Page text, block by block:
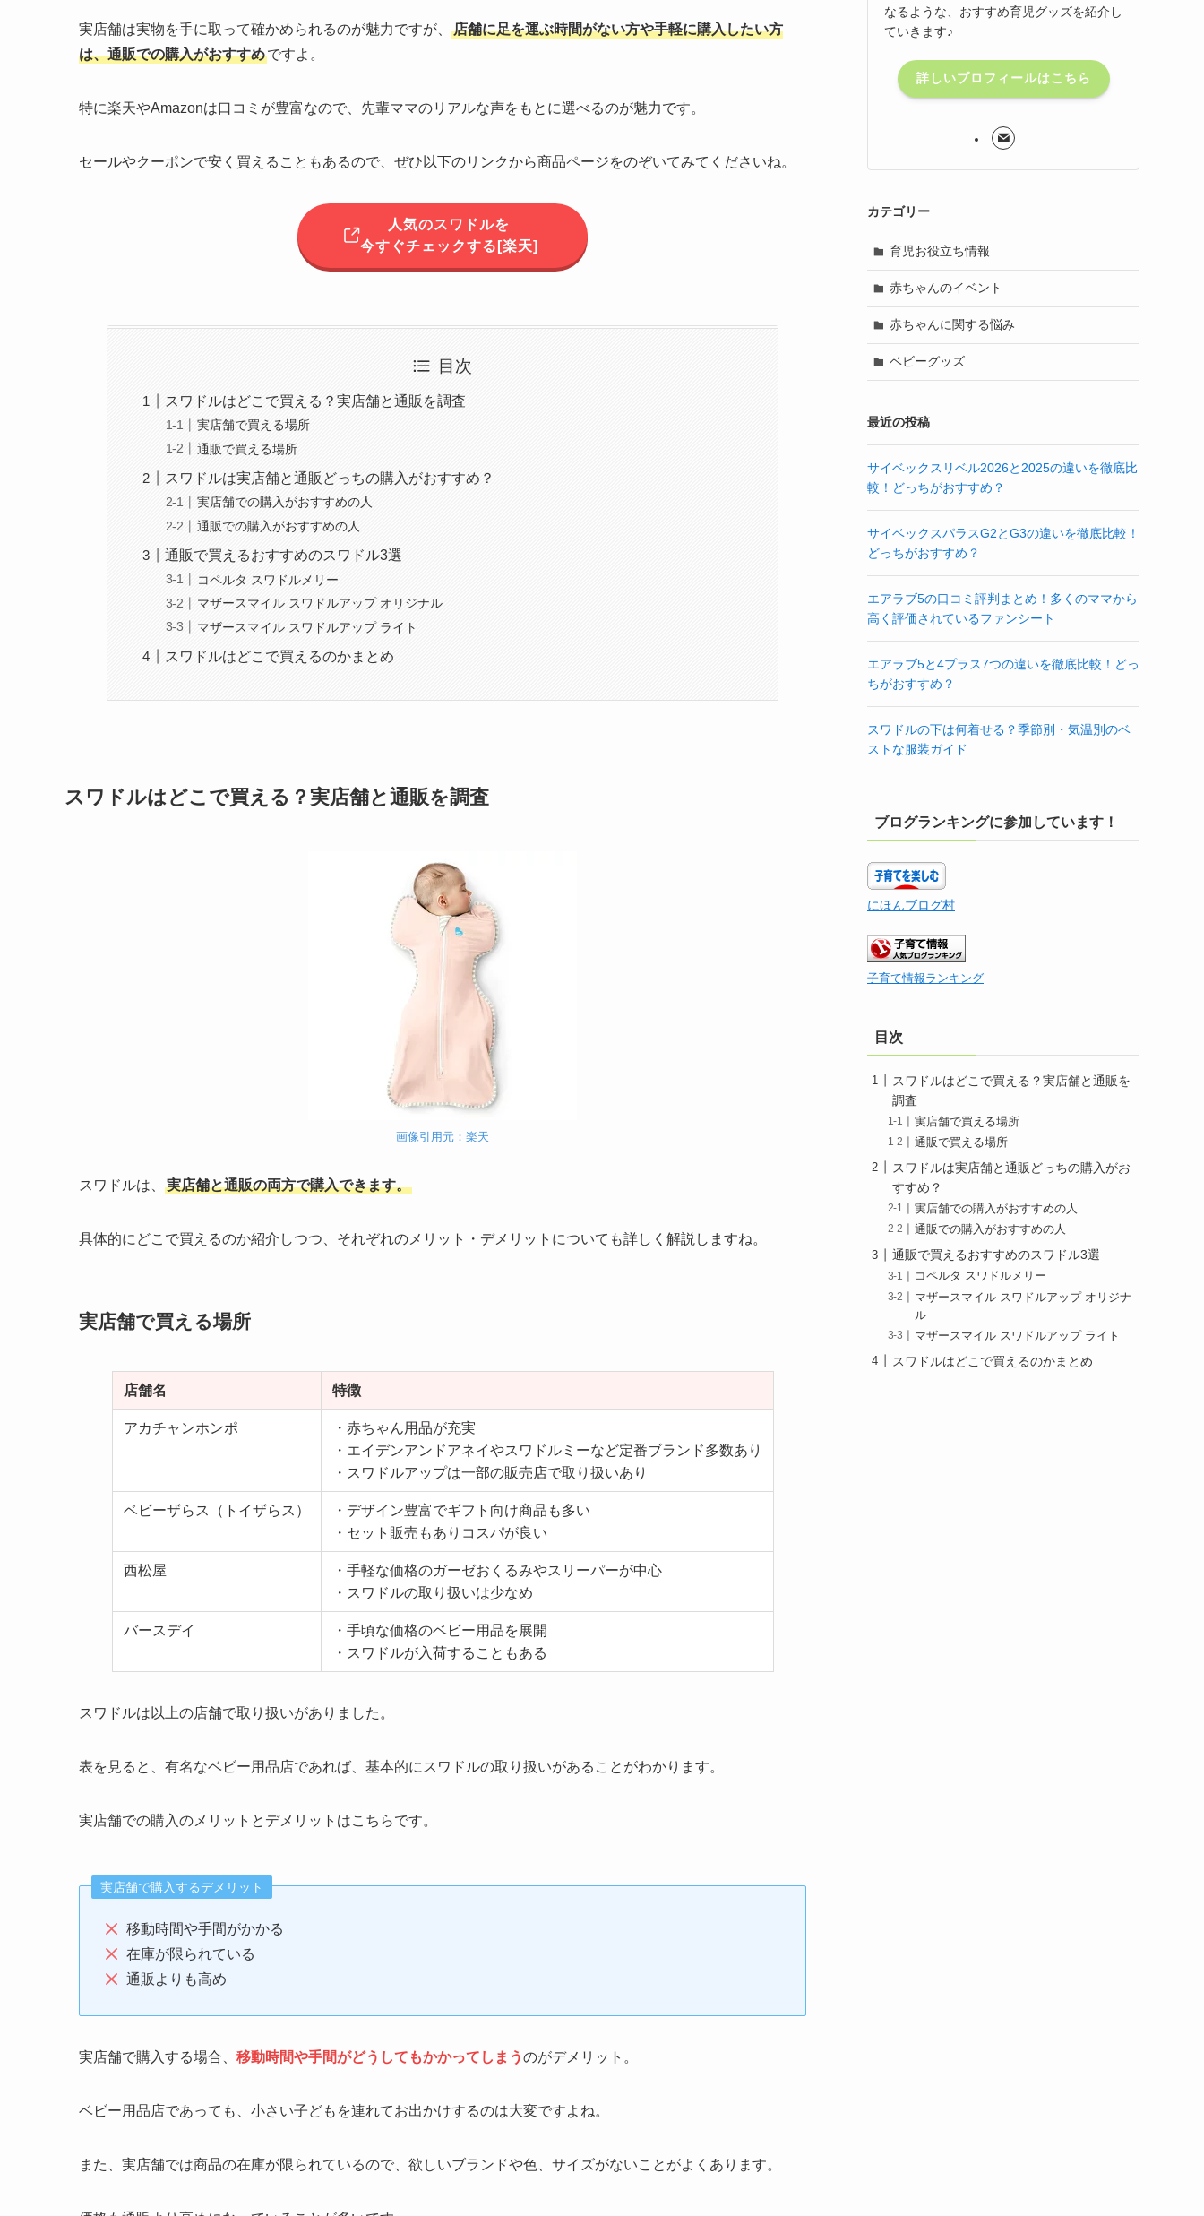
実店舗は実物を手に取って確かめられるのが魅力ですが、
店舗に足を運ぶ時間がない方や手軽に購入したい方
は、通販での購入がおすすめですよ。
特に楽天やAmazonは口コミが豊富なので、先輩ママのリアルな声をもとに選べるのが魅力です。
セールやクーポンで安く買えることもあるので、ぜひ以下のリンクから商品ページをのぞいてみてくださいね。
人気のスワドルを
今すぐチェックする[楽天]
目次
スワドルはどこで買える？実店舗と通販を調査
実店舗で買える場所
通販で買える場所
スワドルは実店舗と通販どっちの購入がおすすめ？
実店舗での購入がおすすめの人
通販での購入がおすすめの人
通販で買えるおすすめのスワドル3選
コペルタ スワドルメリー
マザースマイル スワドルアップ オリジナル
マザースマイル スワドルアップ ライト
スワドルはどこで買えるのかまとめ
スワドルはどこで買える？実店舗と通販を調査
画像引用元：楽天
スワドルは、 実店舗と通販の両方で購入できます。
具体的にどこで買えるのか紹介しつつ、それぞれのメリット・デメリットについても詳しく解説しますね。
実店舗で買える場所
店舗名 特徴
アカチャンホンポ
・赤ちゃん用品が充実
・エイデンアンドアネイやスワドルミーなど定番ブランド多数あり
・スワドルアップは一部の販売店で取り扱いあり
ベビーザらス（トイザらス）
・デザイン豊富でギフト向け商品も多い
・セット販売もありコスパが良い
西松屋
・手軽な価格のガーゼおくるみやスリーパーが中心
・スワドルの取り扱いは少なめ
バースデイ
・手頃な価格のベビー用品を展開
・スワドルが入荷することもある
スワドルは以上の店舗で取り扱いがありました。
表を見ると、有名なベビー用品店であれば、基本的にスワドルの取り扱いがあることがわかります。
実店舗での購入のメリットとデメリットはこちらです。
実店舗で購入するデメリット
移動時間や手間がかかる
在庫が限られている
通販よりも高め
実店舗で購入する場合、 移動時間や手間がどうしてもかかってしまうのがデメリット。
ベビー用品店であっても、小さい子どもを連れてお出かけするのは大変ですよね。
また、実店舗では商品の在庫が限られているので、欲しいブランドや色、サイズがないことがよくあります。
なるような、おすすめ育児グッズを紹介し
ていきます♪
詳しいプロフィールはこちら
カテゴリー
育児お役立ち情報
赤ちゃんのイベント
赤ちゃんに関する悩み
ベビーグッズ
最近の投稿
サイベックスリベル2026と2025の違いを徹底比
較！どっちがおすすめ？
サイベックスパラスG2とG3の違いを徹底比較！
どっちがおすすめ？
エアラブ5の口コミ評判まとめ！多くのママから
高く評価されているファンシート
エアラブ5と4プラス7つの違いを徹底比較！どっ
ちがおすすめ？
スワドルの下は何着せる？季節別・気温別のベ
ストな服装ガイド
ブログランキングに参加しています！
にほんブログ村
子育て情報ランキング
目次
スワドルはどこで買える？実店舗と通販を
調査
実店舗で買える場所
通販で買える場所
スワドルは実店舗と通販どっちの購入がお
すすめ？
実店舗での購入がおすすめの人
通販での購入がおすすめの人
通販で買えるおすすめのスワドル3選
コペルタ スワドルメリー
マザースマイル スワドルアップ オリジナ
ル
マザースマイル スワドルアップ ライト
スワドルはどこで買えるのかまとめ